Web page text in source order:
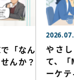
「なん
んか？
やさ
て、「
ーケ